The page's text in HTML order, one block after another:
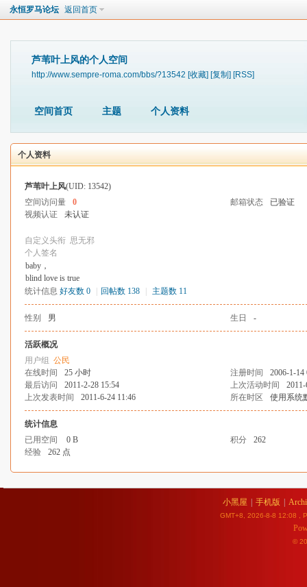
永恒罗马论坛 返回首页
芦苇叶上风的个人空间
http://www.sempre-roma.com/bbs/?13542 [收藏] [复制] [RSS]
空间首页 主题 个人资料
个人资料
芦苇叶上风(UID: 13542)
空间访问量
0 邮箱状态
已验证
视频认证
未认证
自定义头衔 思无邪
个人签名
baby，
blind love is true
统计信息 好友数 0 回帖数 138 主题数 11
性别 男 生日 -
活跃概况
用户组 公民
在线时间
25 小时 注册时间
2006-1-14
最后访问
2011-2-28 15:54 上次活动时间
上次发表时间
2011-6-24 11:46 所在时区 使用系统
统计信息
已用空间
0 B 积分
262
经验
262 点
小黑屋 手机版
GMT+8, 2026-8-8 12:08 ,
©